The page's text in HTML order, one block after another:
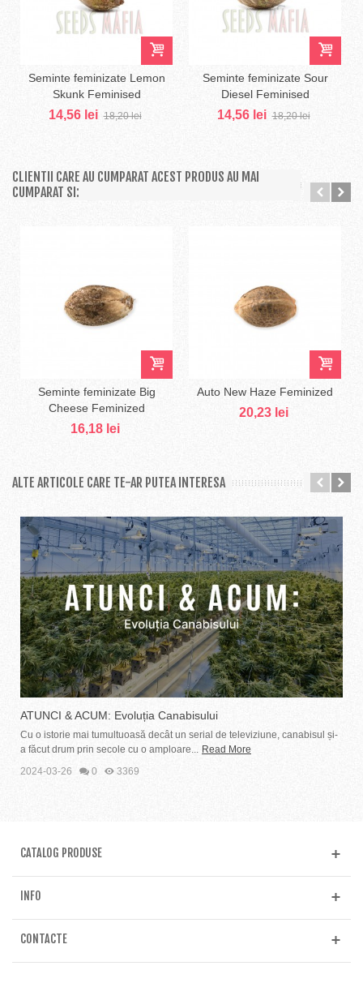
Seminte feminizate Lemon
Skunk Feminised
14,56 lei 18,20 lei
Seminte feminizate Sour
Diesel Feminised
14,56 lei 18,20 lei
CLIENTII CARE AU CUMPARAT ACEST PRODUS AU MAI
CUMPARAT SI:
Seminte feminizate Big
Cheese Feminized
16,18 lei
Auto New Haze Feminized
20,23 lei
ALTE ARTICOLE CARE TE-AR PUTEA INTERESA
ATUNCI & ACUM: Evoluția Canabisului
Cu o istorie mai tumultuoasă decât un serial de televiziune, canabisul și-
a făcut drum prin secole cu o amploare...
Read More
2024-03-26
0 3369
CATALOG PRODUSE
INFO
CONTACTE